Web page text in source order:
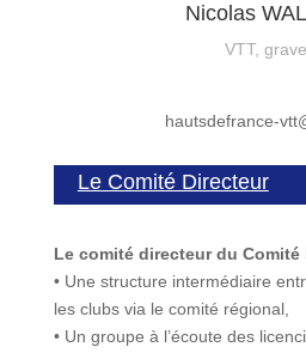
Nicolas
VTT,
hautsdefrance-
Le Comité Directeur
Le comité directeur du Comité
• Une structure intermédiaire
les clubs via le comité régional,
• Un groupe à l’écoute des